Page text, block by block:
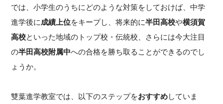
では、小学生のうちにどのような対策をしておけば、中学
進学後に成績上位をキープし、将来的に半田高校や横須賀
高校といった地域のトップ校・伝統校、さらには今大注目
の半田高校附属中への合格を勝ち取ることができるのでし
ょうか。
雙葉進学教室では、以下のステップをおすすめしていま